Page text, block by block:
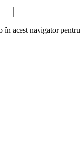
acest navigator